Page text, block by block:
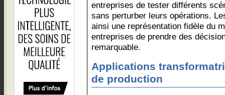
entreprises de tester différents
sans perturber leurs opérations.
ainsi une représentation fidèle du
entreprises de prendre des
remarquable.
Applications
de production